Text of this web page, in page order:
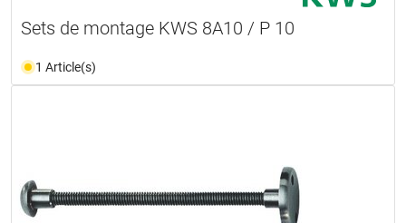
Sets de montage KWS 8A10 / P 10
1 Article(s)